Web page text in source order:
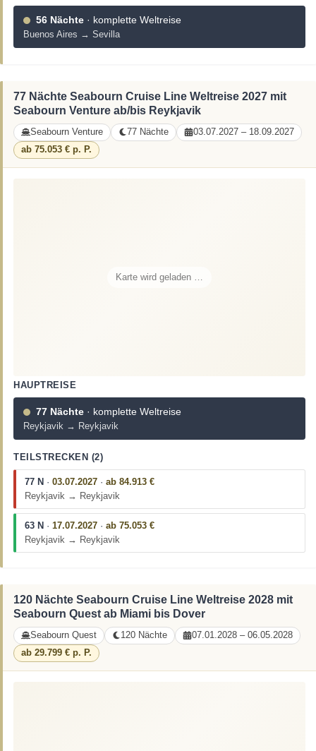
56 Nächte · komplette Weltreise
Buenos Aires → Sevilla
77 Nächte Seabourn Cruise Line Weltreise 2027 mit
Seabourn Venture ab/bis Reykjavik
Seabourn Venture 77 Nächte
03.07.2027 – 18.09.2027
ab 75.053 € p. P.
Karte wird geladen …
HAUPTREISE
77 Nächte · komplette Weltreise
Reykjavik → Reykjavik
TEILSTRECKEN (2)
77 N · 03.07.2027 · ab 84.913 €
Reykjavik → Reykjavik
63 N · 17.07.2027 · ab 75.053 €
Reykjavik → Reykjavik
120 Nächte Seabourn Cruise Line Weltreise 2028 mit
Seabourn Quest ab Miami bis Dover
Seabourn Quest 120 Nächte
07.01.2028 – 06.05.2028
ab 29.799 € p. P.